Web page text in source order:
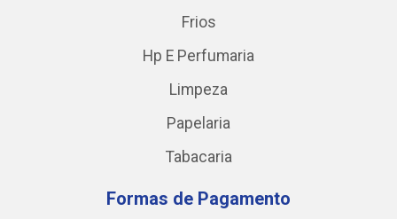
Frios
Hp E Perfumaria
Limpeza
Papelaria
Tabacaria
Formas de Pagamento